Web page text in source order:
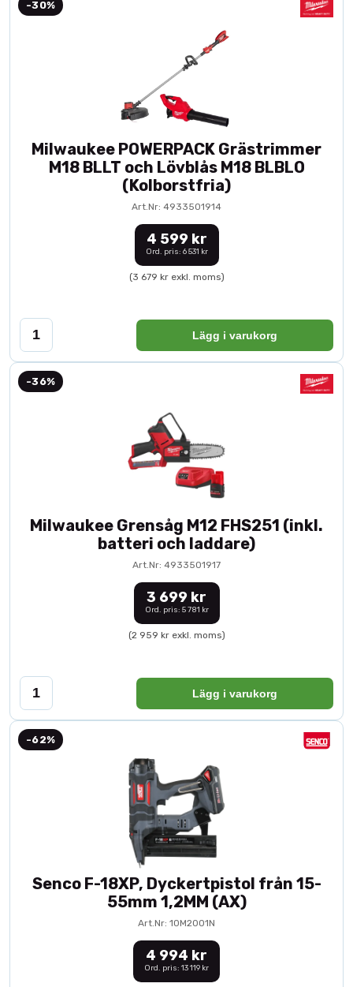
-30%
Milwaukee POWERPACK Grästrimmer
M18 BLLT och Lövblås M18 BLBLO
(Kolborstfria)
Art.Nr: 4933501914
4 599 kr
Ord. pris: 6 531 kr
(3 679 kr exkl. moms)
Lägg i varukorg
-36%
Milwaukee Grensåg M12 FHS251 (inkl.
batteri och laddare)
Art.Nr: 4933501917
3 699 kr
Ord. pris: 5 781 kr
(2 959 kr exkl. moms)
Lägg i varukorg
-62%
Senco F-18XP, Dyckertpistol från 15-
55mm 1,2MM (AX)
Art.Nr: 10M2001N
4 994 kr
Ord. pris: 13 119 kr